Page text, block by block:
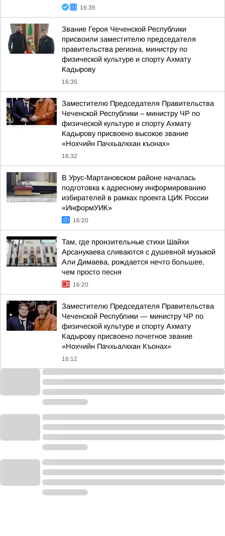
16:35
Звание Героя Чеченской Республики
присвоили заместителю председателя
правительства региона, министру по
физической культуре и спорту Ахмату
Кадырову
16:35
Заместителю Председателя Правительства
Чеченской Республики – министру ЧР по
физической культуре и спорту Ахмату
Кадырову присвоено высокое звание
«Нохчийн Пачхьалкхан къонах»
16:32
В Урус-Мартановском районе началась
подготовка к адресному информированию
избирателей в рамках проекта ЦИК России
«ИнформУИК»
16:20
Там, где пронзительные стихи Шайхи
Арсанукаева сливаются с душевной музыкой
Али Димаева, рождается нечто большее,
чем просто песня
16:20
Заместителю Председателя Правительства
Чеченской Республики — министру ЧР по
физической культуре и спорту Ахмату
Кадырову присвоено почетное звание
«Нохчийн Пачхьалкхан Къонах»
16:12